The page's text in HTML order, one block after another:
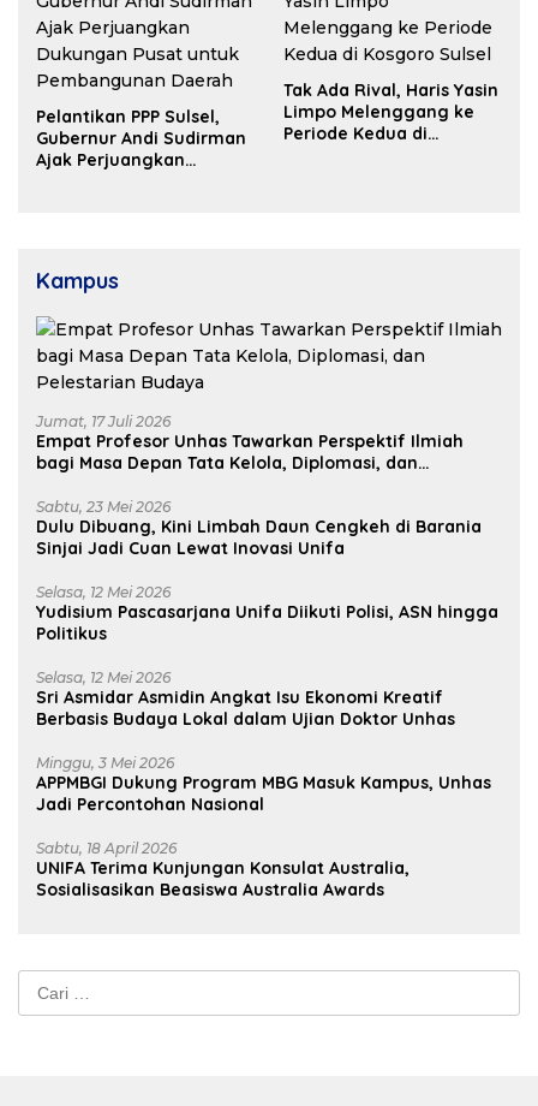
Pelantikan PPP Sulsel,
Gubernur Andi Sudirman
Ajak Perjuangkan
Tak Ada Rival, Haris Yasin
Limpo Melenggang ke
Periode Kedua di
Kampus
Jumat, 17 Juli 2026
Empat Profesor Unhas Tawarkan Perspektif Ilmiah
bagi Masa Depan Tata Kelola, Diplomasi, dan
Sabtu, 23 Mei 2026
Dulu Dibuang, Kini Limbah Daun Cengkeh di Barania
Sinjai Jadi Cuan Lewat Inovasi Unifa
Selasa, 12 Mei 2026
Yudisium Pascasarjana Unifa Diikuti Polisi, ASN hingga
Politikus
Selasa, 12 Mei 2026
Sri Asmidar Asmidin Angkat Isu Ekonomi Kreatif
Berbasis Budaya Lokal dalam Ujian Doktor Unhas
Minggu, 3 Mei 2026
APPMBGI Dukung Program MBG Masuk Kampus, Unhas
Jadi Percontohan Nasional
Sabtu, 18 April 2026
UNIFA Terima Kunjungan Konsulat Australia,
Sosialisasikan Beasiswa Australia Awards
Cari
untuk: